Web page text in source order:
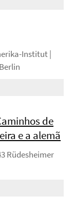
Institut |
de
e a alemã
Rüdesheimer